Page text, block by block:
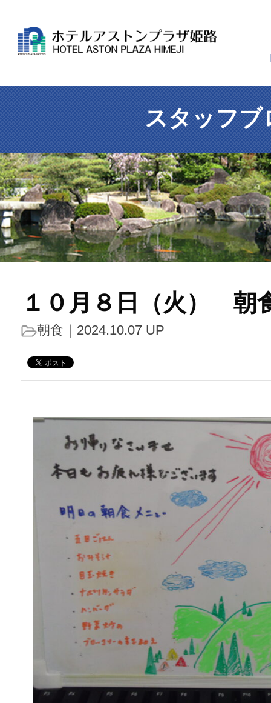
スタッフブ
１０月８日（火） 朝
朝食 ｜2024.10.07 UP